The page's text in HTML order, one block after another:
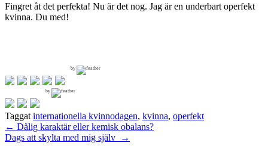
Fingret åt det perfekta! Nu är det nog. Jag är en underbart operfekt
kvinna. Du med!
by
by
Taggat internationella kvinnodagen, kvinna, operfekt
Inläggsnavigering
← Dålig karaktär eller kemisk obalans?
Dags att skylta med mig själv
→